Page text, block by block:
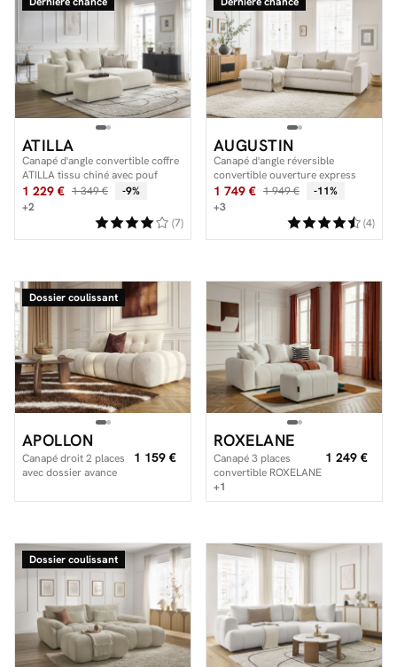
ATILLA
Canapé d'angle convertible coffre
ATILLA tissu chiné avec pouf
1 229 € 1 349 €
-9%
+2
(7)
AUGUSTIN
Canapé d'angle réversible
convertible ouverture express
AUGUSTIN tissu bouclette
1 749 € 1 949 €
-11%
+3
(4)
Dossier coulissant
APOLLON
Canapé droit 2 places
avec dossier avance
tissu bouclette
1 159 €
ROXELANE
Canapé 3 places
convertible ROXELANE
tissu chiné avec pouf
1 249 €
+1
Dossier coulissant